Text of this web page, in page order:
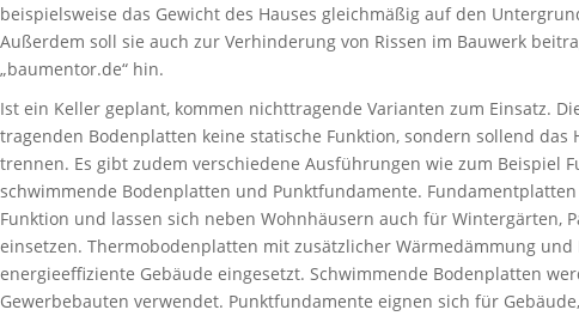
beispielsweise das Gewicht des Hauses gleichmäßig auf den
Außerdem soll sie auch zur Verhinderung von Rissen im Bauwerk
„baumentor.de“ hin.
Ist ein Keller geplant, kommen nichttragende Varianten zum Einsatz.
tragenden Bodenplatten keine statische Funktion, sondern sollend das
trennen. Es gibt zudem verschiedene Ausführungen wie zum Beispiel
schwimmende Bodenplatten und Punktfundamente.
Funktion und lassen sich neben Wohnhäusern auch für Wintergärten,
einsetzen. Thermobodenplatten mit zusätzlicher Wärmedämmung
energieeffiziente Gebäude eingesetzt. Schwimmende Bodenplatten
Gewerbebauten verwendet. Punktfundamente eignen sich für